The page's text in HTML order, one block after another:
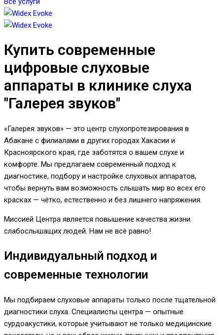
Купить современные
цифровые слуховые
аппараты в клинике слуха
"Галерея звуков"
«Галерея звуков» — это центр слухопротезирования в
Абакане с филиалами в других городах Хакасии и
Красноярского края, где заботятся о вашем слухе и
комфорте. Мы предлагаем современный подход к
диагностике, подбору и настройке слуховых аппаратов,
чтобы вернуть вам возможность слышать мир во всех его
красках — чётко, естественно и без лишнего напряжения.
Миссией Центра является повышение качества жизни
слабослышащих людей. Нам не всё равно!
Индивидуальный подход и
современные технологии
Мы подбираем слуховые аппараты только после тщательной
диагностики слуха. Специалисты центра — опытные
сурдоакустики, которые учитывают не только медицинские